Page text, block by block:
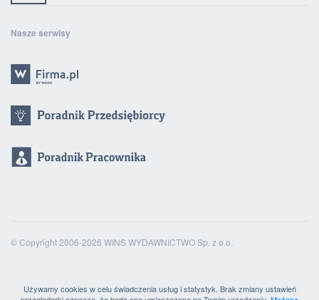
Nasze serwisy
© Copyright 2006-2026 WINS WYDAWNICTWO Sp. z o.o.
Używamy cookies w celu świadczenia usług i statystyk. Brak zmiany ustawień